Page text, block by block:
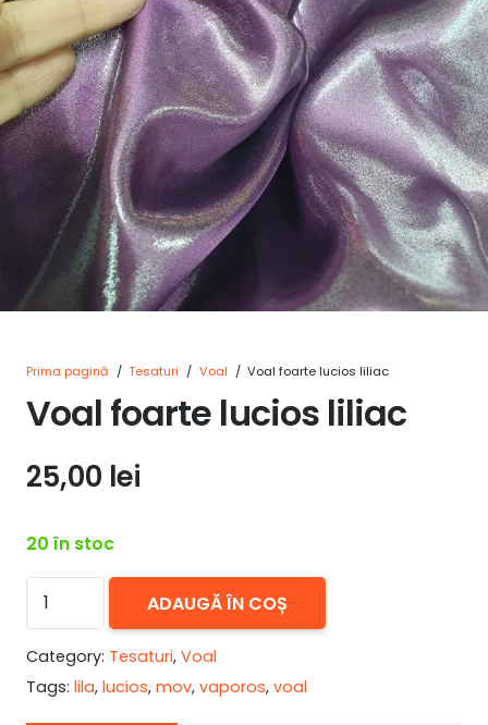
Prima pagină / Tesaturi / Voal / Voal foarte lucios liliac
Voal foarte lucios liliac
25,00 lei
20 în stoc
Cantitate
Voal
foarte
lucios
ADAUGĂ ÎN COȘ
Category: Tesaturi, Voal
Tags: lila, lucios, mov, vaporos, voal